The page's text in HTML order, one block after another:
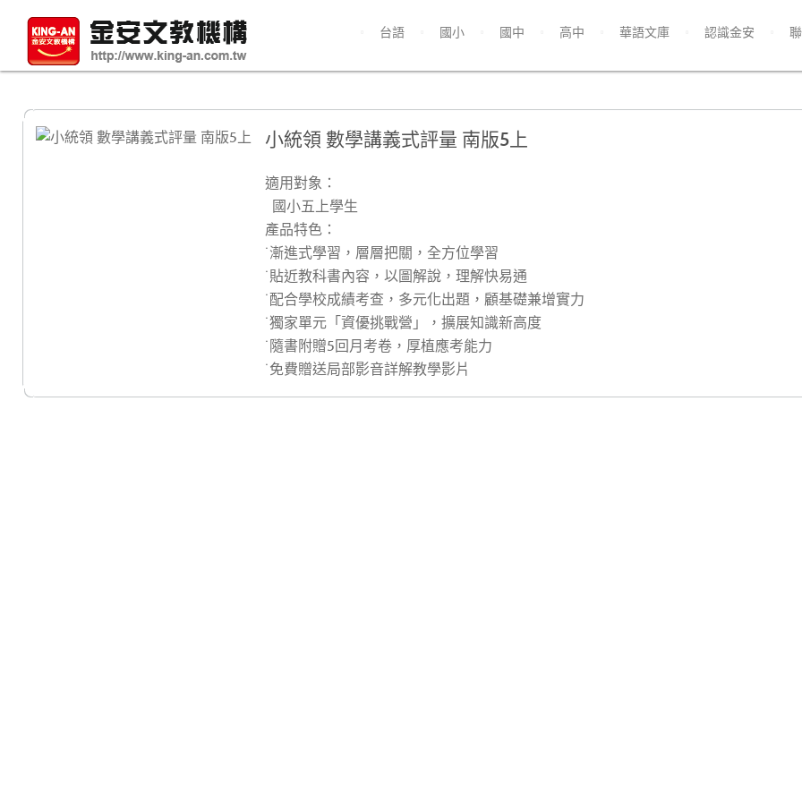
台語 國小 國中 高中 華語文庫 認識金安
小統領 數學講義式評量 南版5上
適用對象：
國小五上學生
產品特色：
˙漸進式學習，層層把關，全方位學習
˙貼近教科書內容，以圖解說，理解快易通
˙配合學校成績考查，多元化出題，顧基礎兼增實力
˙獨家單元「資優挑戰營」，擴展知識新高度
˙隨書附贈5回月考卷，厚植應考能力
˙免費贈送局部影音詳解教學影片